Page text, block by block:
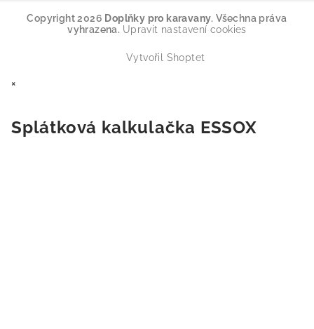
Copyright 2026 Doplňky pro karavany. Všechna práva
vyhrazena. Upravit nastavení cookies
Vytvořil Shoptet
×
Splátková kalkulačka ESSOX